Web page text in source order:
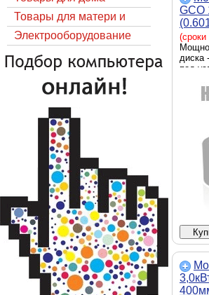
Товары для матери и
ребёнка
Электрооборудование
GCO
(сроки
диска
под